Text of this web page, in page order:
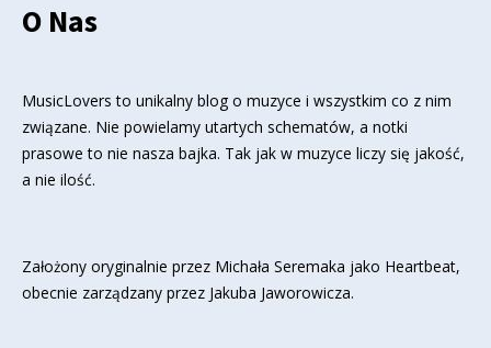
O Nas
MusicLovers to unikalny blog o muzyce i wszystkim co z nim
związane. Nie powielamy utartych schematów, a notki
prasowe to nie nasza bajka. Tak jak w muzyce liczy się jakość,
a nie ilość.
Założony oryginalnie przez Michała Seremaka jako Heartbeat,
obecnie zarządzany przez Jakuba Jaworowicza.